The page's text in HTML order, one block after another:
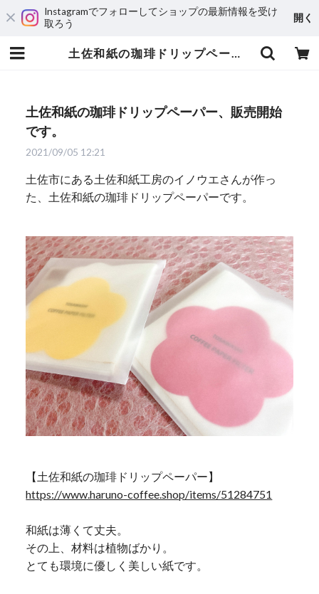
Instagramでフォローしてショップの最新情報を受け
取ろう
開く
土佐和紙の珈琲ドリップペーパー、販売開始です。 | 自家焙煎珈琲 ハルノ珈琲
土佐和紙の珈琲ドリップペーパー、販売開始
です。
2021/09/05 12:21
土佐市にある土佐和紙工房のイノウエさんが作っ
た、土佐和紙の珈琲ドリップペーパーです。
【土佐和紙の珈琲ドリップペーパー】
https://www.haruno-coffee.shop/items/51284751
和紙は薄くて丈夫。
その上、材料は植物ばかり。
とても環境に優しく美しい紙です。